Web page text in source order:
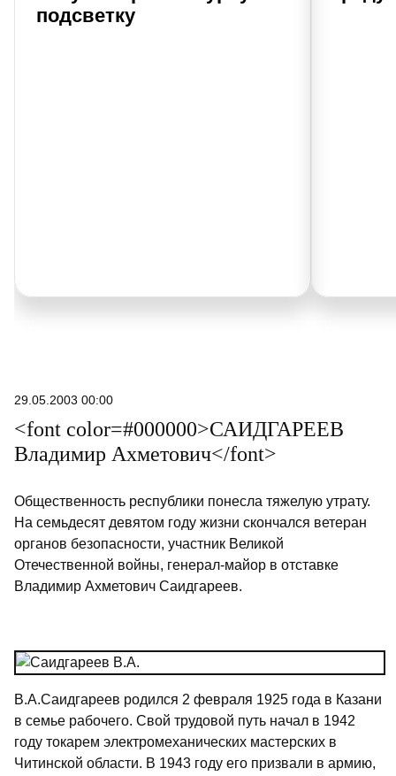
подсветку
29.05.2003 00:00
<font color=#000000>САИДГАРЕЕВ
Владимир Ахметович</font>
Общественность республики понесла тяжелую утрату.
На семьдесят девятом году жизни скончался ветеран
органов безопасности, участник Великой
Отечественной войны, генерал-майор в отставке
Владимир Ахметович Саидгареев.
В.А.Саидгареев родился 2 февраля 1925 года в Казани
в семье рабочего. Свой трудовой путь начал в 1942
году токарем электромеханических мастерских в
Читинской области. В 1943 году его призвали в армию,